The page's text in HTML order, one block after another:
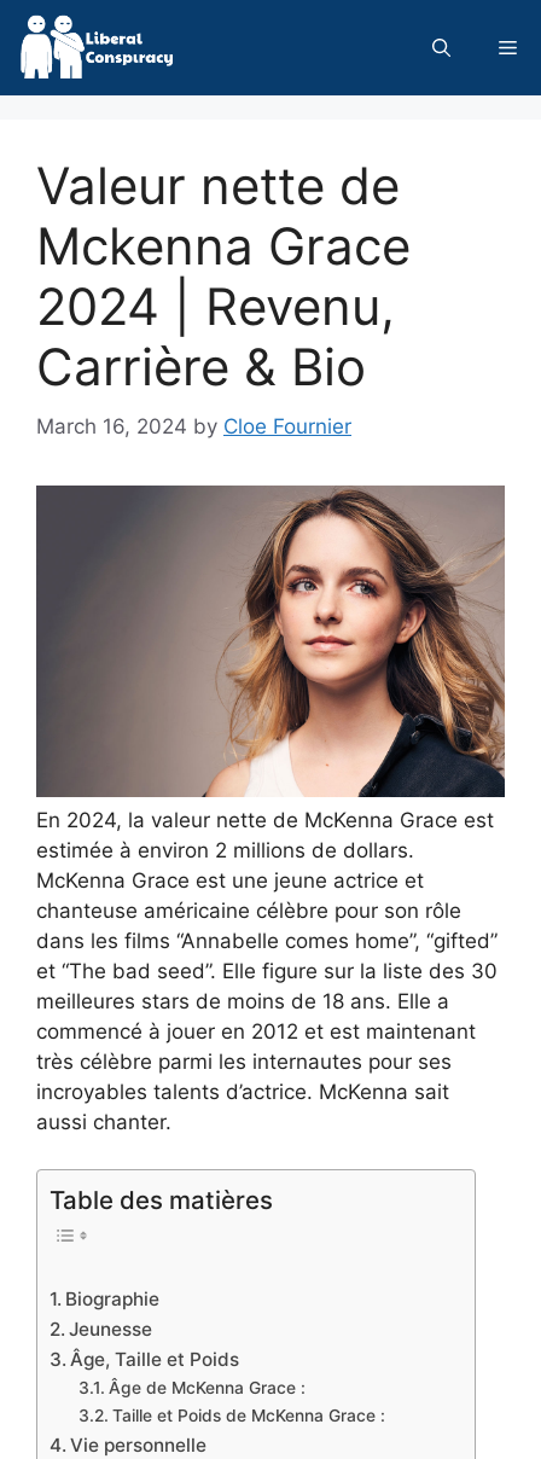
Skip
content
Valeur nette de
Mckenna Grace
2024 | Revenu,
Carrière & Bio
March 16, 2024 by Cloe Fournier
En 2024, la valeur nette de McKenna Grace est
estimée à environ 2 millions de dollars.
McKenna Grace est une jeune actrice et
chanteuse américaine célèbre pour son rôle
dans les films “Annabelle comes home”, “gifted”
et “The bad seed”. Elle figure sur la liste des 30
meilleures stars de moins de 18 ans. Elle a
commencé à jouer en 2012 et est maintenant
très célèbre parmi les internautes pour ses
incroyables talents d’actrice. McKenna sait
aussi chanter.
Table des matières
Biographie
Jeunesse
Âge, Taille et Poids
Âge de McKenna Grace :
Taille et Poids de McKenna Grace :
Vie personnelle